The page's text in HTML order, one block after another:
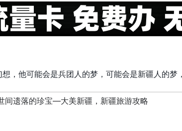
，他可能会是兵团人的梦，可能会是新疆人的